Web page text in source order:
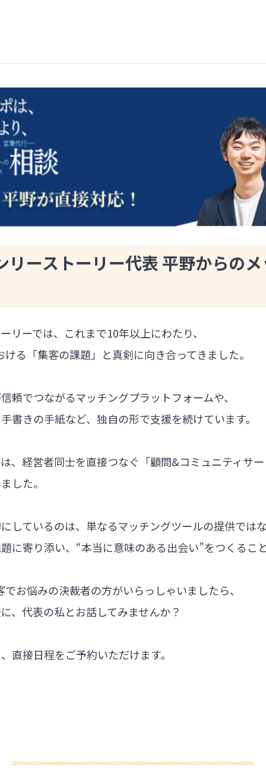
リーストーリー代表 平野からの
リーでは、これまで10年以上にわたり、
る「集客の課題」と真剣に向き合ってきました。
頼でつながるマッチングプラットフォームや、
書きの手紙など、独自の形で支援を続けています。
、経営者同士を直接つなぐ「顧問&コミュニティサ
した。
しているのは、単なるマッチングツールの提供では
に寄り添い、“本当に意味のある出会い”をつくるこ
お悩みの決裁者の方がいらっしゃいましたら、
、代表の私とお話してみませんか？
直接日程をご予約いただけます。